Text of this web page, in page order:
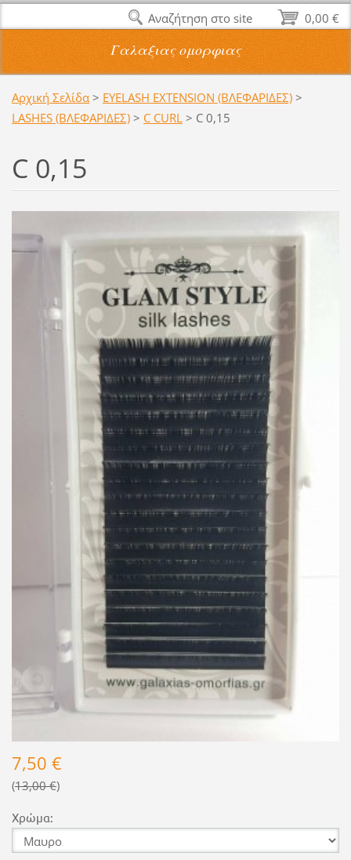
Γαλαξιας ομορφιας
Αρχική Σελίδα > EYELASH EXTENSION (ΒΛΕΦΑΡΙΔΕΣ) >
LASHES (ΒΛΕΦΑΡΙΔΕΣ) > C CURL > C 0,15
C 0,15
7,50 €
13,00 €
Χρώμα:
0,00 €
Αναζήτηση στο site